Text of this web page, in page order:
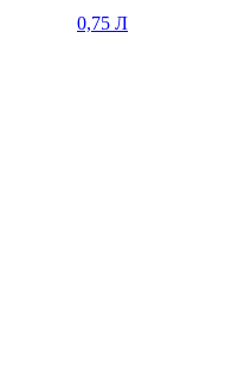
0,75 Л